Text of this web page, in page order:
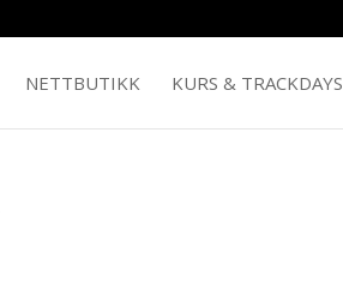
NETTBUTIKK KURS & TRACKDAYS